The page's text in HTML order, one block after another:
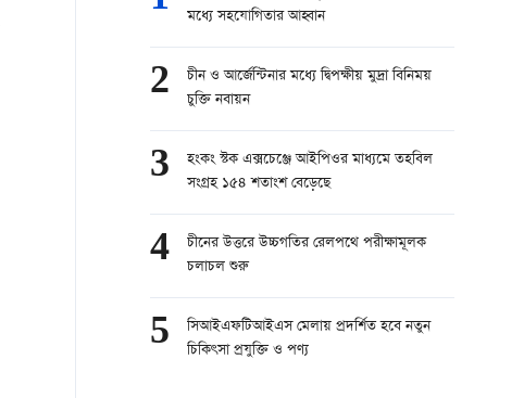
মধ্যে সহযোগিতার আহ্বান
2
চীন ও আর্জেন্টিনার মধ্যে দ্বিপক্ষীয় মুদ্রা বিনিময়
চুক্তি নবায়ন
3
হংকং স্টক এক্সচেঞ্জে আইপিওর মাধ্যমে তহবিল
সংগ্রহ ১৫৪ শতাংশ বেড়েছে
4
চীনের উত্তরে উচ্চগতির রেলপথে পরীক্ষামূলক
চলাচল শুরু
5
সিআইএফটিআইএস মেলায় প্রদর্শিত হবে নতুন
চিকিৎসা প্রযুক্তি ও পণ্য